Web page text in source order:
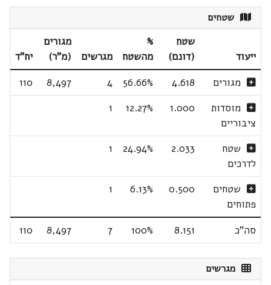
שטחים
ייעוד
שטח
(דונם)
%
מהשטח
מגרשים
מגורים
(מ"ר)
יח"ד
מגורים
4.618
56.66%
4
8,497
110
מוסדות
ציבוריים
1.000
12.27%
1
שטח
לדרכים
2.033
24.94%
1
שטחים
פתוחים
0.500
6.13%
1
סה"כ 8.151
100%
7
8,497
110
מגרשים